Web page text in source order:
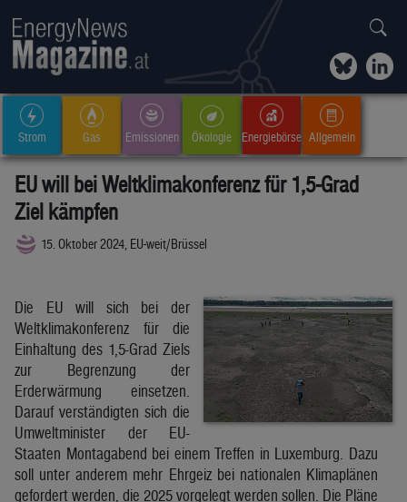
Strom Gas Emissionen Ökologie Energiebörse Allgemein
EU will bei Weltklimakonferenz für 1,5-Grad
Ziel kämpfen
15. Oktober 2024, EU-weit/Brüssel
Die EU will sich bei der
Weltklimakonferenz für die
Einhaltung des 1,5-Grad Ziels
zur Begrenzung der
Erderwärmung einsetzen.
Darauf verständigten sich die
Umweltminister der EU-
Staaten Montagabend bei einem Treffen in Luxemburg. Dazu
soll unter anderem mehr Ehrgeiz bei nationalen Klimaplänen
gefordert werden, die 2025 vorgelegt werden sollen. Die Pläne